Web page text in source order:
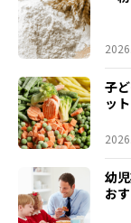
子
ッ
幼
お